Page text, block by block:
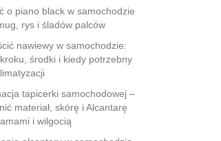
o piano black w samochodzie
rys i śladów palców
nawiewy w samochodzie:
środki i kiedy potrzebny
tapicerki samochodowej –
materiał, skórę i Alcantarę
i wilgocią